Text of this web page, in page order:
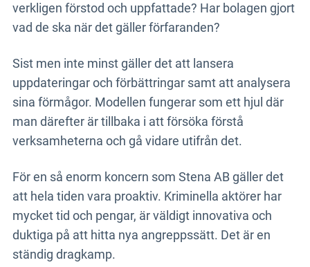
verkligen förstod och uppfattade? Har bolagen gjort
vad de ska när det gäller förfaranden?
Sist men inte minst gäller det att lansera
uppdateringar och förbättringar samt att analysera
sina förmågor. Modellen fungerar som ett hjul där
man därefter är tillbaka i att försöka förstå
verksamheterna och gå vidare utifrån det.
För en så enorm koncern som Stena AB gäller det
att hela tiden vara proaktiv. Kriminella aktörer har
mycket tid och pengar, är väldigt innovativa och
duktiga på att hitta nya angreppssätt. Det är en
ständig dragkamp.